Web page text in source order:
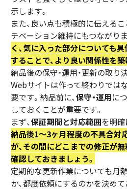
示します。
また、良い点も積極的に伝える
チベーション維持にもつながり
く、気に入った部分についても
することで、より良い関係性を築
納品後の保守・運用・更新の取り
Webサイトは作って終わりでは
要です。納品前に、保守・運用に
しておくことが重要です。
まず、保証期間と対応範囲を明確
納品後1〜3ヶ月程度の不具合対
が、その間にどこまでの修正が
確認しておきましょう。
定期的な更新作業についても月
か、都度依頼にするのかを決め